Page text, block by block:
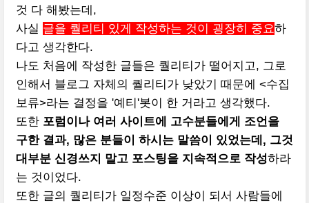
것 다 해봤는데,
사실 글을 퀄리티 있게 작성하는 것이 굉장히 중요하
다고 생각한다.
나도 처음에 작성한 글들은 퀄리티가 떨어지고, 그로
인해서 블로그 자체의 퀄리티가 낮았기 때문에 <수집
보류>라는 결정을 '예티'봇이 한 거라고 생각했다.
또한 포럼이나 여러 사이트에 고수분들에게 조언을
구한 결과, 많은 분들이 하시는 말씀이 있었는데, 그것
대부분 신경쓰지 말고 포스팅을 지속적으로 작성하라
는 것이었다.
또한 글의 퀄리티가 일정수준 이상이 되서 사람들에